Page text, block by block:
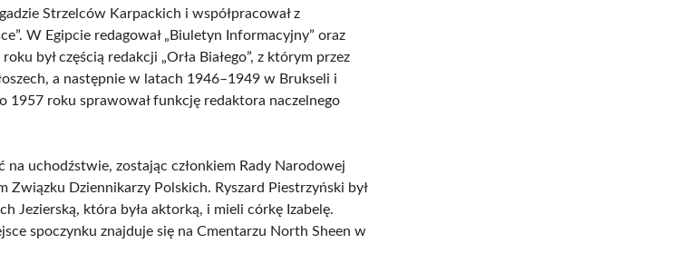
Strzelców Karpackich i współpracował z
W Egipcie redagował „Biuletyn Informacyjny” oraz
był częścią redakcji „Orła Białego”, z którym przez
a następnie w latach 1946–1949 w Brukseli i
1957 roku sprawował funkcję redaktora naczelnego
na uchodźstwie, zostając członkiem Rady Narodowej
Związku Dziennikarzy Polskich. Ryszard Piestrzyński był
Jezierską, która była aktorką, i mieli córkę Izabelę.
spoczynku znajduje się na Cmentarzu North Sheen w